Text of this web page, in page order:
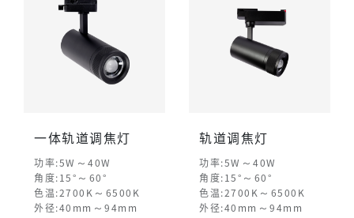
一体轨道调焦灯
功率:5W ～ 40W
角度:15° ～ 60°
色温:2700K ～ 6500K
外径:40mm ～ 94mm
轨道调焦灯
功率:5W ～ 40W
角度:15° ～ 60°
色温:2700K ～ 6500K
外径:40mm ～ 94mm